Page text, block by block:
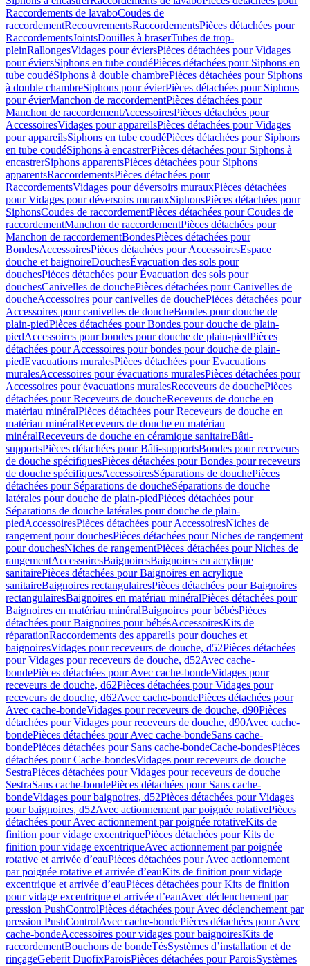
Raccordements de lavaboCoudes de
raccordementRecouvrementsRaccordementsPièces détachées pour
RaccordementsJointsDouilles à braserTubes de trop-
pleinRallongesVidages pour éviersPièces détachées pour Vidages
pour éviersSiphons en tube coudéPièces détachées pour Siphons en
tube coudéSiphons à double chambrePièces détachées pour Siphons
à double chambreSiphons pour évierPièces détachées pour Siphons
pour évierManchon de raccordementPièces détachées pour
Manchon de raccordementAccessoiresPièces détachées pour
AccessoiresVidages pour appareilsPièces détachées pour Vidages
pour appareilsSiphons en tube coudéPièces détachées pour Siphons
en tube coudéSiphons à encastrerPièces détachées pour Siphons à
encastrerSiphons apparentsPièces détachées pour Siphons
apparentsRaccordementsPièces détachées pour
RaccordementsVidages pour déversoirs murauxPièces détachées
pour Vidages pour déversoirs murauxSiphonsPièces détachées pour
SiphonsCoudes de raccordementPièces détachées pour Coudes de
raccordementManchon de raccordementPièces détachées pour
Manchon de raccordementBondesPièces détachées pour
BondesAccessoiresPièces détachées pour AccessoiresEspace
douche et baignoireDouchesÉvacuation des sols pour
douchesPièces détachées pour Évacuation des sols pour
douchesCanivelles de douchePièces détachées pour Canivelles de
doucheAccessoires pour canivelles de douchePièces détachées pour
Accessoires pour canivelles de doucheBondes pour douche de
plain-piedPièces détachées pour Bondes pour douche de plain-
piedAccessoires pour bondes pour douche de plain-piedPièces
détachées pour Accessoires pour bondes pour douche de plain-
piedEvacuations muralesPièces détachées pour Evacuations
muralesAccessoires pour évacuations muralesPièces détachées pour
Accessoires pour évacuations muralesReceveurs de douchePièces
détachées pour Receveurs de doucheReceveurs de douche en
matériau minéralPièces détachées pour Receveurs de douche en
matériau minéralReceveurs de douche en matériau
minéralReceveurs de douche en céramique sanitaireBâti-
supportsPièces détachées pour Bâti-supportsBondes pour receveurs
de douche spécifiquesPièces détachées pour Bondes pour receveurs
de douche spécifiquesAccessoiresSéparations de douchePièces
détachées pour Séparations de doucheSéparations de douche
latérales pour douche de plain-piedPièces détachées pour
Séparations de douche latérales pour douche de plain-
piedAccessoiresPièces détachées pour AccessoiresNiches de
rangement pour douchesPièces détachées pour Niches de rangement
pour douchesNiches de rangementPièces détachées pour Niches de
rangementAccessoiresBaignoiresBaignoires en acrylique
sanitairePièces détachées pour Baignoires en acrylique
sanitaireBaignoires rectangulairesPièces détachées pour Baignoires
rectangulairesBaignoires en matériau minéralPièces détachées pour
Baignoires en matériau minéralBaignoires pour bébésPièces
détachées pour Baignoires pour bébésAccessoiresKits de
réparationRaccordements des appareils pour douches et
baignoiresVidages pour receveurs de douche, d52Pièces détachées
pour Vidages pour receveurs de douche, d52Avec cache-
bondePièces détachées pour Avec cache-bondeVidages pour
receveurs de douche, d62Pièces détachées pour Vidages pour
receveurs de douche, d62Avec cache-bondePièces détachées pour
Avec cache-bondeVidages pour receveurs de douche, d90Pièces
détachées pour Vidages pour receveurs de douche, d90Avec cache-
bondePièces détachées pour Avec cache-bondeSans cache-
bondePièces détachées pour Sans cache-bondeCache-bondesPièces
détachées pour Cache-bondesVidages pour receveurs de douche
SestraPièces détachées pour Vidages pour receveurs de douche
SestraSans cache-bondePièces détachées pour Sans cache-
bondeVidages pour baignoires, d52Pièces détachées pour Vidages
pour baignoires, d52Avec actionnement par poignée rotativePièces
détachées pour Avec actionnement par poignée rotativeKits de
finition pour vidage excentriquePièces détachées pour Kits de
finition pour vidage excentriqueAvec actionnement par poignée
rotative et arrivée d’eauPièces détachées pour Avec actionnement
par poignée rotative et arrivée d’eauKits de finition pour vidage
excentrique et arrivée d’eauPièces détachées pour Kits de finition
pour vidage excentrique et arrivée d’eauAvec déclenchement par
pression PushControlPièces détachées pour Avec déclenchement par
pression PushControlAvec cache-bondePièces détachées pour Avec
cache-bondeAccessoires pour vidages pour baignoiresKits de
raccordementBouchons de bondeTésSystèmes d’installation et de
rinçageGeberit DuofixParoisPièces détachées pour ParoisSystèmes